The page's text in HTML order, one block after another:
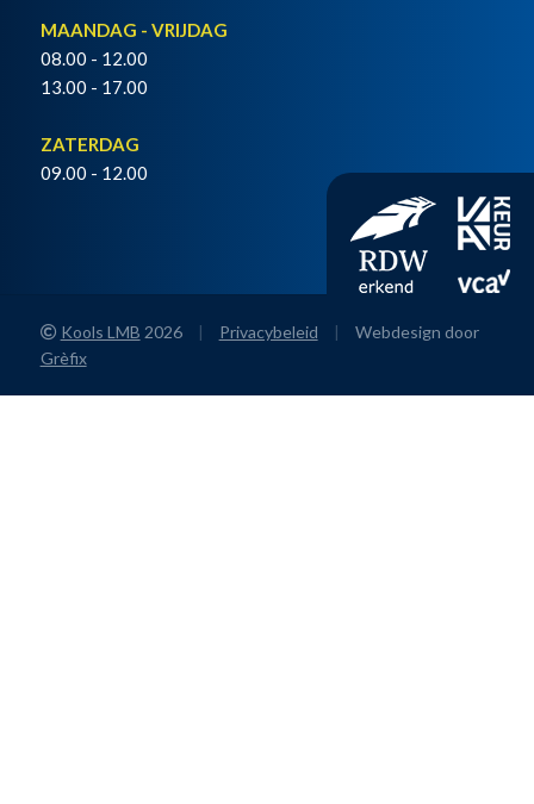
MAANDAG - VRIJDAG
08.00 - 12.00
13.00 - 17.00
ZATERDAG
09.00 - 12.00
Kools LMB 2026 | Privacybeleid |
Webdesign door
Grèfix